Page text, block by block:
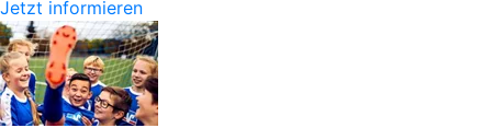
Jetzt informieren